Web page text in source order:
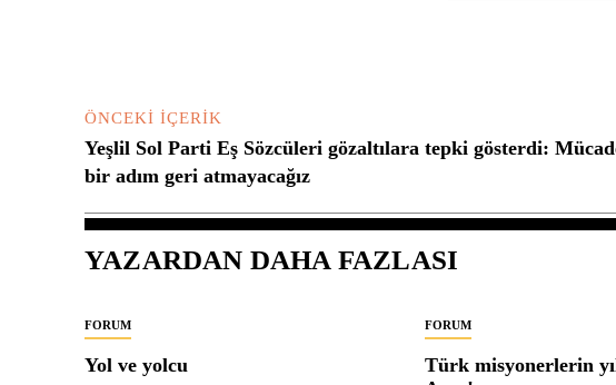
ÖNCEKI İÇERIK
Yeşlil Sol Parti Eş Sözcüleri gözaltılara tepki gösterdi:
bir adım geri atmayacağız
YAZARDAN DAHA FAZLASI
FORUM
Yol ve yolcu
FORUM
Türk misyonerlerin